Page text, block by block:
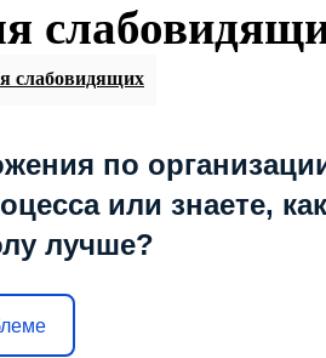
слабовидящих
по
или знаете, как
лучше?